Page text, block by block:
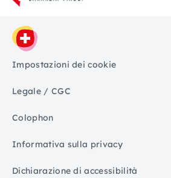
Impostazioni dei cookie
Legale / CGC
Colophon
Informativa sulla privacy
Dichiarazione di accessibilità